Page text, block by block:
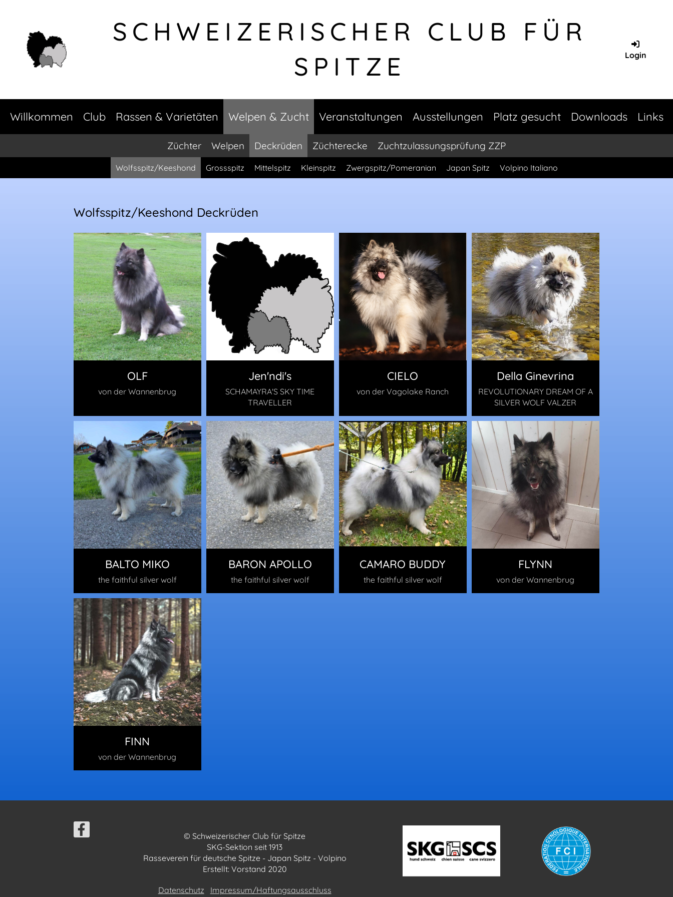
SCHWEIZERISCHER CLUB FÜR
SPITZE
Login
Willkommen Club Rassen & Varietäten Welpen & Zucht Veranstaltungen Ausstellungen Platz gesucht Downloads Links
Züchter Welpen Deckrüden Züchterecke Zuchtzulassungsprüfung ZZP
Wolfsspitz/Keeshond Grossspitz Mittelspitz Kleinspitz Zwergspitz/Pomeranian Japan Spitz Volpino Italiano
Wolfsspitz/Keeshond Deckrüden
OLF
von der Wannenbrug
Jen'ndi's
SCHAMAYRA'S SKY TIME
TRAVELLER
CIELO
von der Vagolake Ranch
Della Ginevrina
REVOLUTIONARY DREAM OF A
SILVER WOLF VALZER
BALTO MIKO
the faithful silver wolf
BARON APOLLO
the faithful silver wolf
CAMARO BUDDY
the faithful silver wolf
FLYNN
von der Wannenbrug
FINN
von der Wannenbrug
© Schweizerischer Club für Spitze
SKG-Sektion seit 1913
Rasseverein für deutsche Spitze - Japan Spitz - Volpino
Erstellt: Vorstand 2020
Datenschutz Impressum/Haftungsausschluss